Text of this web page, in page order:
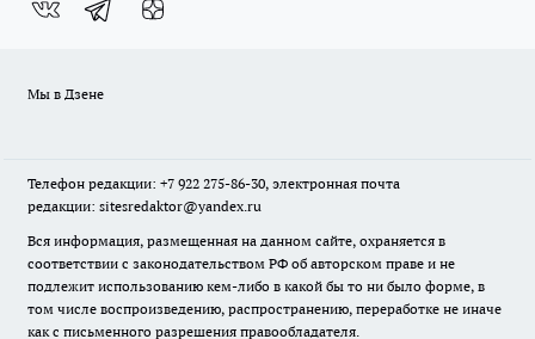
Мы в Дзене
Телефон редакции: +7 922 275-86-30, электронная почта
редакции: sitesredaktor@yandex.ru
Вся информация, размещенная на данном сайте, охраняется в
соответствии с законодательством РФ об авторском праве и не
подлежит использованию кем-либо в какой бы то ни было форме, в
том числе воспроизведению, распространению, переработке не иначе
как с письменного разрешения правообладателя.